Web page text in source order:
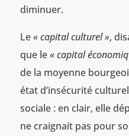
diminuer.
Le« capital culturel »,
que le« capital
de la moyenne
état d’insécurité
sociale : en clair, elle
ne craignait pas pour